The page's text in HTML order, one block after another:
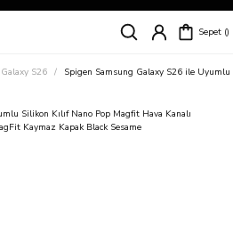
Siparişleriniz
İndirimli Fiyatlar
Sepet
Galaxy S26 Spigen Samsung Galaxy S26 ile